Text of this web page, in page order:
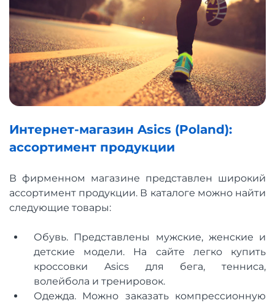
Интернет-магазин Asics (Poland):
ассортимент продукции
В фирменном магазине представлен широкий
ассортимент продукции. В каталоге можно найти
следующие товары:
Обувь. Представлены мужские, женские и
детские модели. На сайте легко купить
кроссовки Asics для бега, тенниса,
волейбола и тренировок.
Одежда. Можно заказать компрессионную